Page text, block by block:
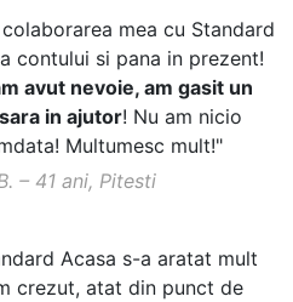
mea cu Standard
contului si pana in prezent!
avut nevoie, am gasit un
in ajutor! Nu am nicio
Multumesc mult!"
– 41 ani, Pitesti
Acasa s-a aratat mult
crezut, atat din punct de